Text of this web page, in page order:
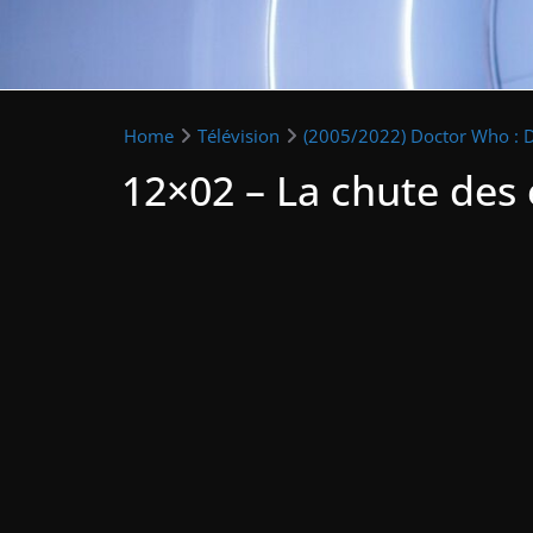
Home Télévision (2005/2022) Doctor Who :
12×02 – La chute